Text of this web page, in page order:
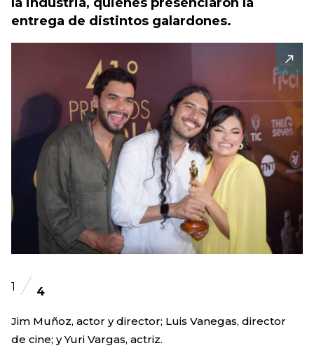
entrega de distintos galardones.
1 4
Jim Muñoz, actor y director; Luis Vanegas, director
de cine; y Yuri Vargas, actriz.